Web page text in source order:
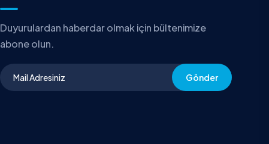
Duyurulardan haberdar olmak için bültenimize
abone olun.
Gönder